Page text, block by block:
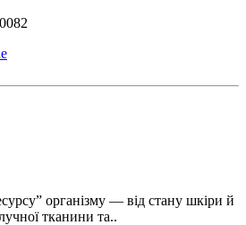
організму — від стану шкіри й
тканини та..